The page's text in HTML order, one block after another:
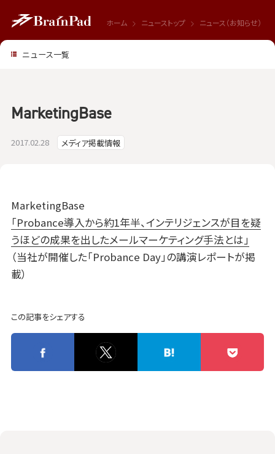
ホーム ニューストップ ニュース（お知らせ）
2017.02.28 メディア掲載情報
MarketingBase
MarketingBase
「Probance導入から約1年半、インテリジェンスが目を疑
うほどの成果を出したメールマーケティング手法とは」
（当社が開催した「Probance Day」の講演レポートが掲
載）
この記事をシェアする
ニュース一覧